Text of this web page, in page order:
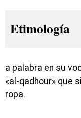
Etimología
a palabra en su
«al-qadhour» que
ropa.